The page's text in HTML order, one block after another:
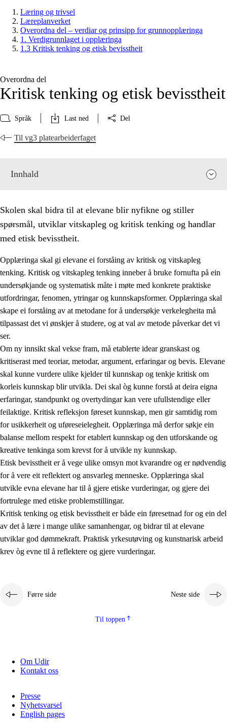
Læring og trivsel
Læreplanverket
Overordna del – verdiar og prinsipp for grunnopplæringa
1. Verdigrunnlaget i opplæringa
1.3 Kritisk tenking og etisk bevisstheit
Overordna del
Kritisk tenking og etisk bevisstheit
Språk Last ned Del
Til vg3 platearbeiderfaget
Innhald
1. Verdigrunnlaget i opplæringa
1.2 Identitet og kulturelt mangfald
1.3 Kritisk tenking og etisk bevisstheit
1.4 Skaparglede, engasjement og utforskartrong
1.5 Respekt for naturen og miljøbevisstheit
1.6 Demokrati og medverknad
Skolen skal bidra til at elevane blir nyfikne og stiller
spørsmål, utviklar vitskapleg og kritisk tenking og handlar
med etisk bevisstheit.
Opplæringa skal gi elevane ei forståing av kritisk og vitskapleg
tenking. Kritisk og vitskapleg tenking inneber å bruke fornufta på ein
undersøkjande og systematisk måte i møte med konkrete praktiske
utfordringar, fenomen, ytringar og kunnskapsformer. Opplæringa skal
skape ei forståing av at metodane for å undersøkje verkelegheita må
tilpassast det vi ønskjer å studere, og at val av metode påverkar det vi
ser.
Om ny innsikt skal vekse fram, må etablerte idear granskast og
kritiserast med teoriar, metodar, argument, erfaringar og bevis. Elevane
skal kunne vurdere ulike kjelder til kunnskap og tenkje kritisk om
korleis kunnskap blir utvikla. Dei skal òg kunne forstå at deira eigna
erfaringar, standpunkt og overtydingar kan vere ufullstendige eller
feilaktige. Kritisk refleksjon føreset kunnskap, men gir samtidig rom
for usikkerheit og uføreseielegheit. Opplæringa må derfor søkje ein
balanse mellom respekt for etablert kunnskap og den utforskande og
kreative tenkinga som krevst for å utvikle ny kunnskap.
Etisk bevisstheit er å vege ulike omsyn mot kvarandre og er nødvendig
for å vere eit reflektert og ansvarleg menneske. Opplæringa skal
utvikle evna elevane har til å gjere etiske vurderingar, og gjere dei
fortrulege med etiske problemstillingar.
Kritisk tenking og etisk bevisstheit er både ein føresetnad for og ein del
av det å lære i mange ulike samanhengar, og bidrar til at elevane
utviklar god dømmekraft. Praktisk yrkesutøving og kunstnarisk arbeid
krev òg evne til å reflektere og gjere vurderingar.
Førre side Neste side
Til toppen
Om Udir
Kontakt oss
Presse
Nyhetsvarsel
English pages